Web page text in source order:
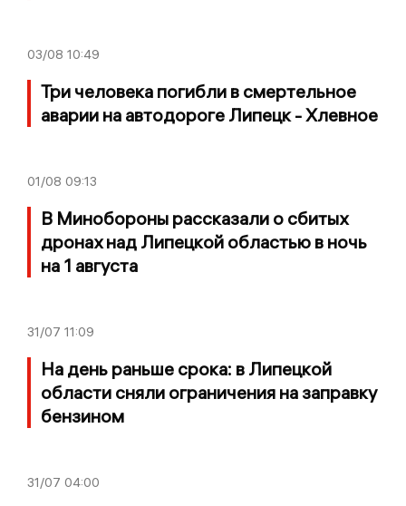
03/08 10:49
Три человека погибли в смертельное
аварии на автодороге Липецк - Хлевное
01/08 09:13
В Минобороны рассказали о сбитых
дронах над Липецкой областью в ночь
на 1 августа
31/07 11:09
На день раньше срока: в Липецкой
области сняли ограничения на заправку
бензином
31/07 04:00